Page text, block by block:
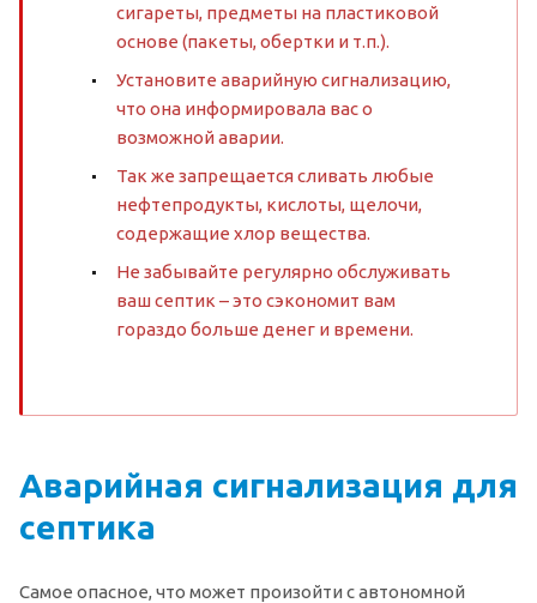
сигареты, предметы на пластиковой
основе (пакеты, обертки и т.п.).
Установите аварийную сигнализацию,
что она информировала вас о
возможной аварии.
Так же запрещается сливать любые
нефтепродукты, кислоты, щелочи,
содержащие хлор вещества.
Не забывайте регулярно обслуживать
ваш септик – это сэкономит вам
гораздо больше денег и времени.
Аварийная сигнализация для
септика
Самое опасное, что может произойти с автономной